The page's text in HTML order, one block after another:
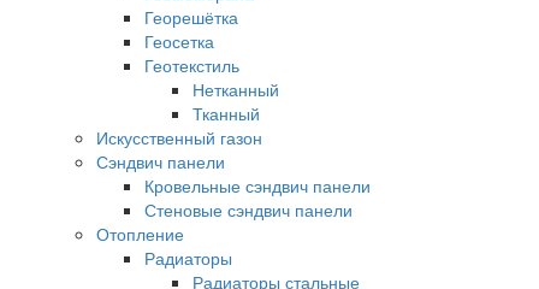
Георешётка
Геосетка
Геотекстиль
Нетканный
Тканный
Искусственный газон
Сэндвич панели
Кровельные сэндвич панели
Стеновые сэндвич панели
Отопление
Радиаторы
Радиаторы стальные